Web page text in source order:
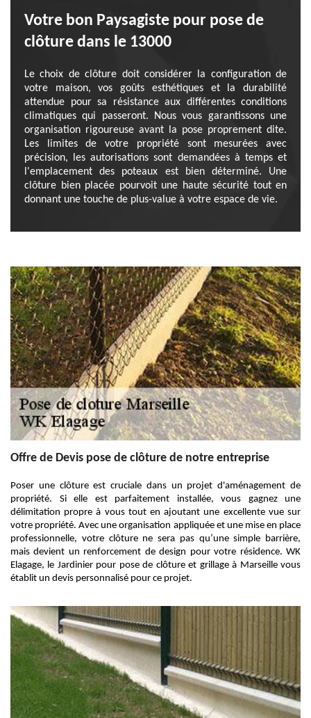
Votre bon Paysagiste pour pose de
clôture dans le 13000
Le choix de clôture doit considérer la configuration de
votre maison, vos goûts esthétiques et la durabilité
attendue pour sa résistance aux différentes conditions
climatiques qui passeront. Nous vous garantissons une
organisation rigoureuse avant la pose proprement dite.
Les limites de votre propriété sont mesurées avec
précision, les autorisations sont demandées à temps et
l'emplacement des poteaux est bien déterminé. Une
clôture bien placée pourvoit une haute sécurité tout en
donnant une touche de plus-value à votre espace de vie.
Offre de Devis pose de clôture de notre entreprise
Poser une clôture est cruciale dans un projet d'aménagement de
propriété. Si elle est parfaitement installée, vous gagnez une
délimitation propre à vous tout en ajoutant une excellente vue sur
votre propriété. Avec une organisation appliquée et une mise en place
professionnelle, votre clôture ne sera pas qu’une simple barrière,
mais devient un renforcement de design pour votre résidence. WK
Elagage, le Jardinier pour pose de clôture et grillage à Marseille vous
établit un devis personnalisé pour ce projet.